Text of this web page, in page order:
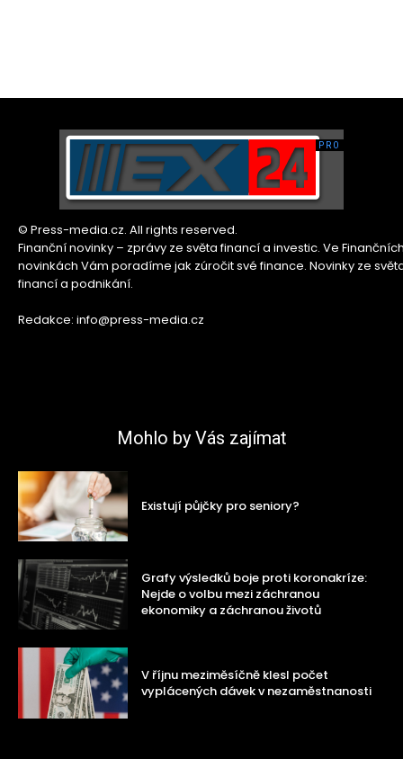
© Press-media.cz. All rights reserved.
Finanční novinky – zprávy ze světa financí a investic. Ve
novinkách Vám poradíme jak zúročit své finance. Novinky ze
financí a podnikání.
Redakce: info@press-media.cz
Mohlo by Vás zajímat
Existují půjčky pro seniory?
Grafy výsledků boje proti koronakríze:
Nejde o volbu mezi záchranou
ekonomiky a záchranou životů
V říjnu meziměsíčně klesl počet
vyplácených dávek v nezaměstnanosti